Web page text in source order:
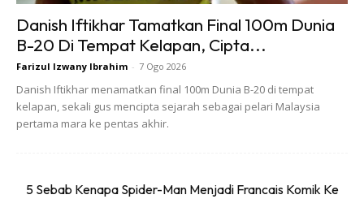
Danish Iftikhar Tamatkan Final 100m Dunia
B-20 Di Tempat Kelapan, Cipta...
Farizul Izwany Ibrahim - 7 Ogo 2026
Danish Iftikhar menamatkan final 100m Dunia B-20 di tempat
kelapan, sekali gus mencipta sejarah sebagai pelari Malaysia
pertama mara ke pentas akhir.
5 Sebab Kenapa Spider-Man Menjadi Francais Komik Ke